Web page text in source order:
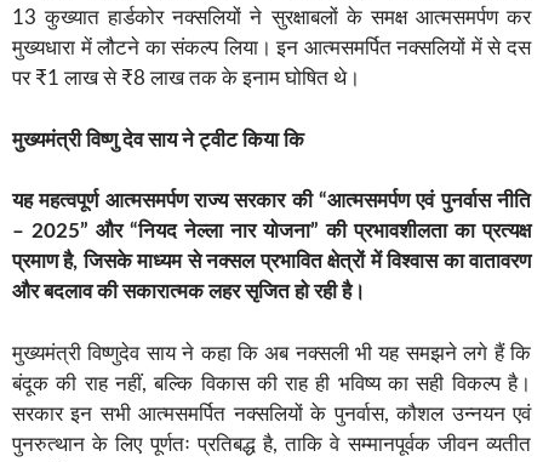
13 कुख्यात हार्डकोर नक्सलियों ने सुरक्षाबलों के समक्ष आत्मसमर्पण कर
मुख्यधारा में लौटने का संकल्प लिया। इन आत्मसमर्पित नक्सलियों में से दस
पर ₹1 लाख से ₹8 लाख तक के इनाम घोषित थे।
मुख्यमंत्री विष्णु देव साय ने ट्वीट किया कि
यह महत्वपूर्ण आत्मसमर्पण राज्य सरकार की “आत्मसमर्पण एवं पुनर्वास नीति
– 2025” और “नियद नेल्ला नार योजना” की प्रभावशीलता का प्रत्यक्ष
प्रमाण है, जिसके माध्यम से नक्सल प्रभावित क्षेत्रों में विश्वास का वातावरण
और बदलाव की सकारात्मक लहर सृजित हो रही है।
मुख्यमंत्री विष्णुदेव साय ने कहा कि अब नक्सली भी यह समझने लगे हैं कि
बंदूक की राह नहीं, बल्कि विकास की राह ही भविष्य का सही विकल्प है।
सरकार इन सभी आत्मसमर्पित नक्सलियों के पुनर्वास, कौशल उन्नयन एवं
पुनरुत्थान के लिए पूर्णतः प्रतिबद्ध है, ताकि वे सम्मानपूर्वक जीवन व्यतीत